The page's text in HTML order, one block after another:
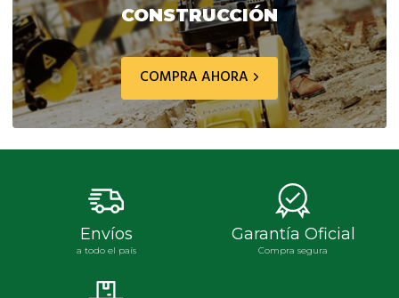
CONSTRUCCIÓN
COMPRA AHORA
Envíos
a todo el país
Garantía Oficial
Compra segura